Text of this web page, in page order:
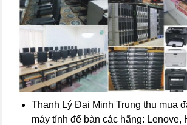
Thanh Lý Đại Minh Trung thu mua
máy tính để bàn các hãng: Lenove,